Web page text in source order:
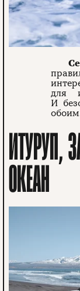
для
И
ИТУРУП,
ОКЕАН